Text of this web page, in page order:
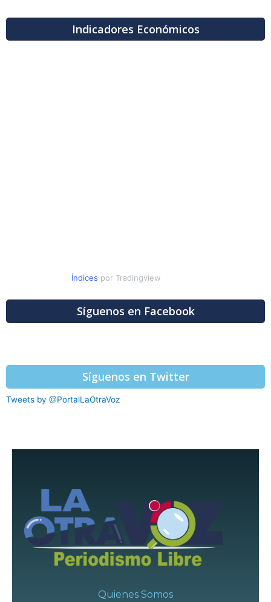
Indicadores Económicos
Índices por Tradingview
Síguenos en Facebook
Síguenos en Twitter
Tweets by @PortalLaOtraVoz
Quienes Somos